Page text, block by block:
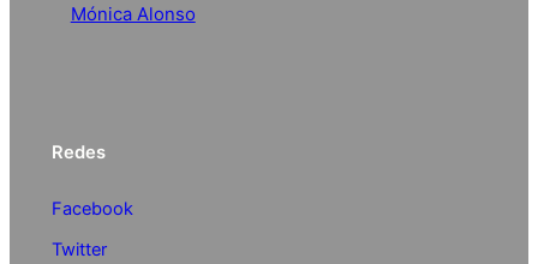
Mónica Alonso
Redes
Facebook
Twitter